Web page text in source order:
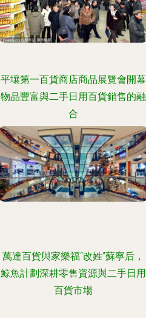
平壤第一百貨商店商品展覽會開幕
物品豐富與二手日用百貨銷售的融
合
萬達百貨與家樂福“改姓”蘇寧后，
鯨魚計劃深耕零售資源與二手日用
百貨市場